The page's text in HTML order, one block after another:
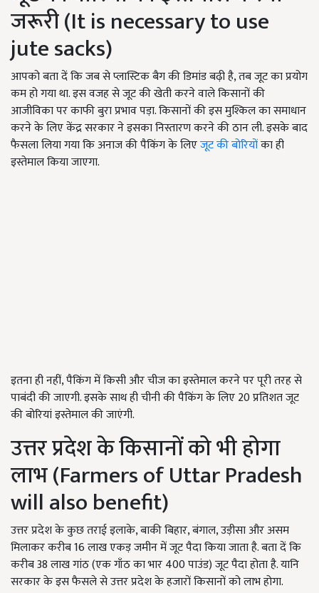
जरूरी (It is necessary to use
jute sacks)
आपको बता दें कि जब से प्लास्टिक बैग की डिमांड बढ़ी है, तब जूट का प्रयोग
कम हो गया था. इस वजह से जूट की खेती करने वाले किसानों की
आजीविका पर काफी बुरा प्रभाव पड़ा. किसानों की इस मुश्किल का समाधान
करने के लिए केंद्र सरकार ने इसका निस्तारण करने की ठान ली. इसके बाद
फैसला लिया गया कि अनाज की पैकिंग के लिएजूट की बोरियोंका ही
इस्तेमाल किया जाएगा.
इतना ही नहीं, पैकिंग में किसी और चीज का इस्तेमाल करने पर पूरी तरह से
पाबंदी की जाएगी. इसके साथ ही चीनी की पैकिंग के लिए 20 प्रतिशत जूट
की बोरियां इस्तेमाल की जाएंगी.
उत्तर प्रदेश के किसानों को भी होगा
लाभ (Farmers of Uttar Pradesh
will also benefit)
उत्तर प्रदेश के कुछ तराई इलाके, बाकी बिहार, बंगाल, उड़ीसा और असम
मिलाकर करीब 16 लाख एकड़ जमीन में जूट पैदा किया जाता है. बता दें कि
करीब 38 लाख गांठ (एक गाँठ का भार 400 पाउंड) जूट पैदा होता है. यानि
सरकार के इस फैसले से उत्तर प्रदेश के हजारों किसानों को लाभ होगा.